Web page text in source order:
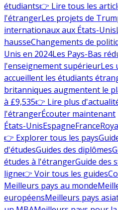
étudiants👉 Lire tous les
l'étrangerLes projets de
internationaux aux États-Unis
hausseChangements de
Unis en 2024Les Pays-Bas
l'enseignement supérieurLes
accueillent les étudiants
britanniques augmentent le
à £9,535👉 Lire plus
l'étrangerÉcouter maintenant
États-UnisEspagneFrance
👉 Explorer tous les pays
d'étudesGuides des diplômes
études à l'étrangerGuide des
ligne👉 Voir tous les guides
Meilleurs pays au monde
européensMeilleurs pays